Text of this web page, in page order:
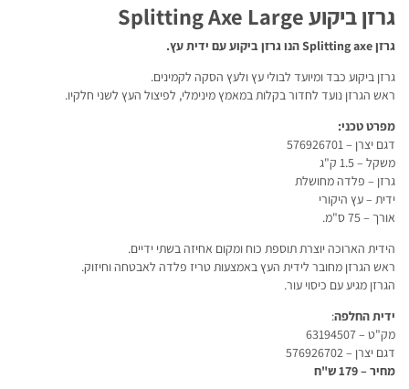
גרזן ביקוע Splitting Axe Large
גרזן Splitting axe הנו גרזן ביקוע עם
ידית עץ.
גרזן ביקוע כבד ומיועד לבולי עץ ולעץ הסקה לקמינים.
ראש הגרזן נועד לחדור בקלות במאמץ מינימלי, לפיצול העץ לשני חלקיו.
מפרט טכני:
דגם יצרן – 576926701
משקל – 1.5 ק"ג
גרזן – פלדה מחושלת
ידית – עץ היקורי
אורך – 75 ס"מ.
הידית הארוכה יוצרת תוספת כוח ומקום אחיזה בשתי ידיים.
ראש הגרזן מחובר לידית העץ באמצעות טריז פלדה לאבטחה וחיזוק.
הגרזן מגיע עם כיסוי עור.
ידית החלפה:
מק"ט – 63194507
דגם יצרן – 576926702
מחיר – 179 ש"ח